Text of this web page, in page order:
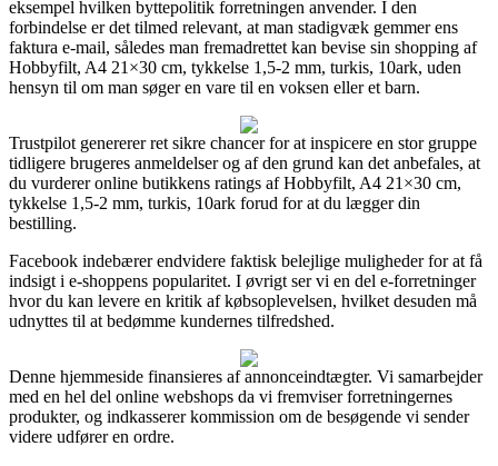
eksempel hvilken byttepolitik forretningen anvender. I den
forbindelse er det tilmed relevant, at man stadigvæk gemmer ens
faktura e-mail, således man fremadrettet kan bevise sin shopping af
Hobbyfilt, A4 21×30 cm, tykkelse 1,5-2 mm, turkis, 10ark, uden
hensyn til om man søger en vare til en voksen eller et barn.
Trustpilot genererer ret sikre chancer for at inspicere en stor gruppe
tidligere brugeres anmeldelser og af den grund kan det anbefales, at
du vurderer online butikkens ratings af Hobbyfilt, A4 21×30 cm,
tykkelse 1,5-2 mm, turkis, 10ark forud for at du lægger din
bestilling.
Facebook indebærer endvidere faktisk belejlige muligheder for at få
indsigt i e-shoppens popularitet. I øvrigt ser vi en del e-forretninger
hvor du kan levere en kritik af købsoplevelsen, hvilket desuden må
udnyttes til at bedømme kundernes tilfredshed.
Denne hjemmeside finansieres af annonceindtægter. Vi samarbejder
med en hel del online webshops da vi fremviser forretningernes
produkter, og indkasserer kommission om de besøgende vi sender
videre udfører en ordre.